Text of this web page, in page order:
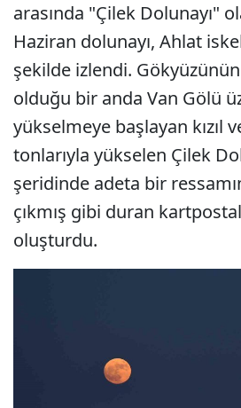
arasında "Çilek Dolunayı"
Haziran dolunayı, Ahlat
şekilde izlendi.
olduğu bir anda Van Gölü
yükselmeye başlayan kızıl
tonlarıyla yükselen Çilek
şeridinde adeta bir
çıkmış gibi duran
oluşturdu.